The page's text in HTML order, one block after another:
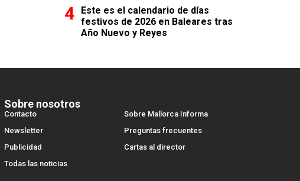
Este es el calendario de días
festivos de 2026 en Baleares tras
Año Nuevo y Reyes
Sobre nosotros
Contacto
Sobre Mallorca Informa
Newsletter
Preguntas frecuentes
Publicidad
Cartas al director
Todas las noticias